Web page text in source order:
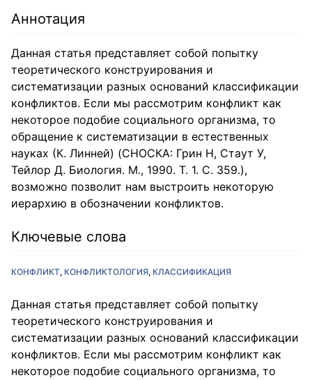
Аннотация
Данная статья представляет собой попытку
теоретического конструирования и
систематизации разных оснований классификации
конфликтов. Если мы рассмотрим конфликт как
некоторое подобие социального организма, то
обращение к систематизации в естественных
науках (К. Линней) (СНОСКА: Грин Н, Стаут У,
Тейлор Д. Биология. М., 1990. Т. 1. С. 359.),
возможно позволит нам выстроить некоторую
иерархию в обозначении конфликтов.
Ключевые слова
КОНФЛИКТ КОНФЛИКТОЛОГИЯ КЛАССИФИКАЦИЯ
Данная статья представляет собой попытку
теоретического конструирования и
систематизации разных оснований классификации
конфликтов. Если мы рассмотрим конфликт как
некоторое подобие социального организма, то